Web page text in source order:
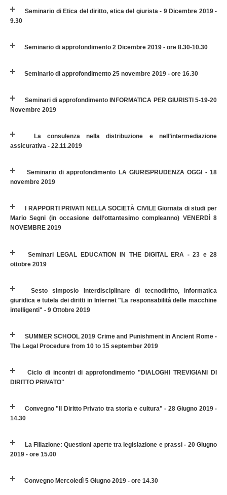
Seminario di Etica del diritto, etica del giurista - 9 Dicembre 2019 -
9.30
Seminario di approfondimento 2 Dicembre 2019 - ore 8.30-10.30
Seminario di approfondimento 25 novembre 2019 - ore 16.30
Seminari di approfondimento INFORMATICA PER GIURISTI 5-19-20
Novembre 2019
La consulenza nella distribuzione e nell’intermediazione
assicurativa - 22.11.2019
Seminario di approfondimento LA GIURISPRUDENZA OGGI - 18
novembre 2019
I RAPPORTI PRIVATI NELLA SOCIETÀ CIVILE Giornata di studi per
Mario Segni (in occasione dell’ottantesimo compleanno) VENERDÌ 8
NOVEMBRE 2019
Seminari LEGAL EDUCATION IN THE DIGITAL ERA - 23 e 28
ottobre 2019
Sesto simposio Interdisciplinare di tecnodiritto, informatica
giuridica e tutela dei diritti in Internet "La responsabilità delle macchine
intelligenti" - 9 Ottobre 2019
SUMMER SCHOOL 2019 Crime and Punishment in Ancient Rome -
The Legal Procedure from 10 to 15 september 2019
Ciclo di incontri di approfondimento "DIALOGHI TREVIGIANI DI
DIRITTO PRIVATO"
Convegno "Il Diritto Privato tra storia e cultura" - 28 Giugno 2019 -
14.30
La Filiazione: Questioni aperte tra legislazione e prassi - 20 Giugno
2019 - ore 15.00
Convegno Mercoledì 5 Giugno 2019 - ore 14.30